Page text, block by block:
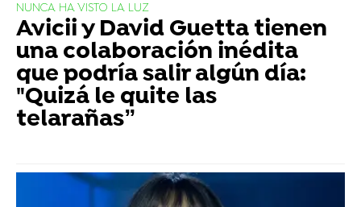
NUNCA HA VISTO LA LUZ
Avicii y David Guetta tienen
una colaboración inédita
que podría salir algún día:
"Quizá le quite las
telarañas”